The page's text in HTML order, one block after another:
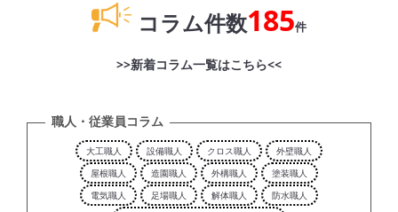
コラム件数185件
>>新着コラム一覧はこちら<<
職人・従業員コラム
大工職人 設備職人 クロス職人
外壁職人
屋根職人
造園職人 外構職人
塗装職人
電気職人
足場職人 解体職人
防水職人